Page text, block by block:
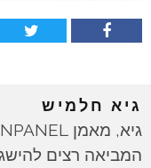
גיא חלמיש
המביאה רצים